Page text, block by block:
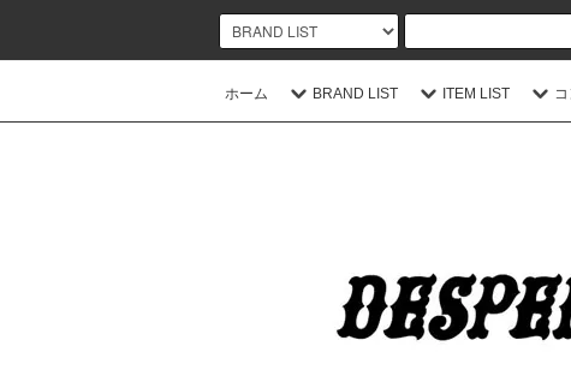
ホーム BRAND LIST ITEM LIST